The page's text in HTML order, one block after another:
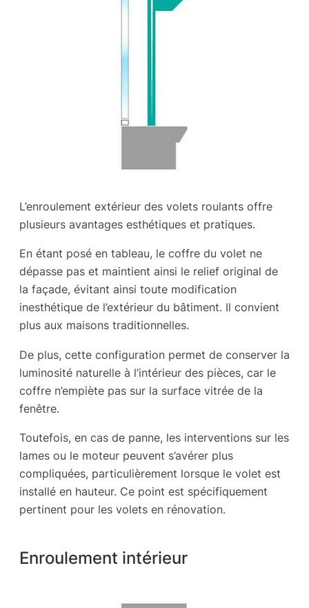
L’enroulement extérieur des volets roulants offre
plusieurs avantages esthétiques et pratiques.
En étant posé en tableau, le coffre du volet ne
dépasse pas et maintient ainsi le relief original de
la façade, évitant ainsi toute modification
inesthétique de l’extérieur du bâtiment. Il convient
plus aux maisons traditionnelles.
De plus, cette configuration permet de conserver la
luminosité naturelle à l’intérieur des pièces, car le
coffre n’empiète pas sur la surface vitrée de la
fenêtre.
Toutefois, en cas de panne, les interventions sur les
lames ou le moteur peuvent s’avérer plus
compliquées, particulièrement lorsque le volet est
installé en hauteur. Ce point est spécifiquement
pertinent pour les volets en rénovation.
Enroulement intérieur